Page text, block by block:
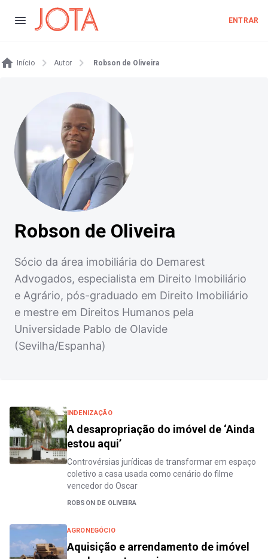
ENTRAR
Início Autor Robson de Oliveira
Robson de Oliveira
Sócio da área imobiliária do Demarest
Advogados, especialista em Direito Imobiliário
e Agrário, pós-graduado em Direito Imobiliário
e mestre em Direitos Humanos pela
Universidade Pablo de Olavide
(Sevilha/Espanha)
INDENIZAÇÃO
A desapropriação do imóvel de ‘Ainda
estou aqui’
Controvérsias jurídicas de transformar em espaço
coletivo a casa usada como cenário do filme
vencedor do Oscar
ROBSON DE OLIVEIRA
AGRONEGÓCIO
Aquisição e arrendamento de imóvel